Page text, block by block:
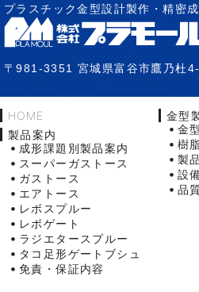
プラスチック金型設計製作・精密
〒981-3351 宮城県富谷市鷹乃杜
HOME
製品案内
成形課題別製品案内
スーパーガストース
ガストース
エアトース
レボスプルー
レボゲート
ラジエタースプルー
タコ足形ゲートブシュ
免責・保証内容
金型
金
樹
製
設
品